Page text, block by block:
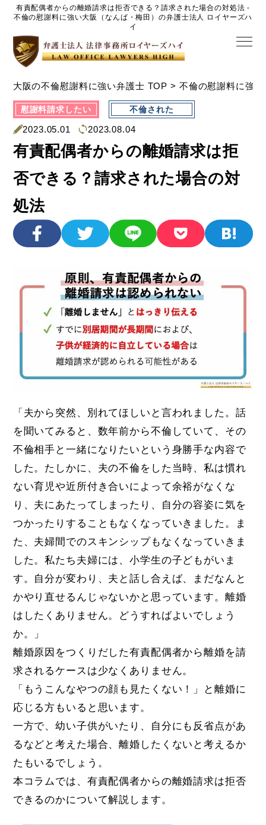
有責配偶者からの離婚請求は拒否できる？請求された場合の対処法 -
不倫の慰謝料に強い大阪（なんば・梅田）の弁護士法人 ロイヤーズハ
イ
大阪の不倫慰謝料に強い弁護士 TOP > 不倫の慰謝料に強
慰謝料請求したい 不倫された
2023.05.01 2023.08.04
有責配偶者からの離婚請求は拒
否できる？請求された場合の対
処法
「夫から突然、別れてほしいと言われました。話
を聞いてみると、数年前から不倫していて、その
不倫相手と一緒になりたいという身勝手な内容で
した。たしかに、夫の不倫をした当時、私は慣れ
ない育児や近所付き合いによって余裕がなくな
り、夫にあたってしまったり、自分の容姿に気を
つかったりすることもなくなっていきました。ま
た、夫婦間でのスキンシップもなくなっていきま
した。私たち夫婦には、小学生の子どもがいま
す。自分が変わり、夫と話し合えば、まだなんと
かやり直せるんじゃないかと思っています。離婚
はしたくありません。どうすればよいでしょう
か。」
離婚原因をつくりだした有責配偶者から離婚を請
求されるケースは少なくありません。
「もうこんなやつの顔も見たくない！」と離婚に
応じる方もいると思います。
一方で、幼い子供がいたり、自分にも反省点があ
るなどと考えた場合、離婚したくないと考えるか
たもいるでしょう。
本コラムでは、有責配偶者からの離婚請求は拒否
できるのかについて解説します。